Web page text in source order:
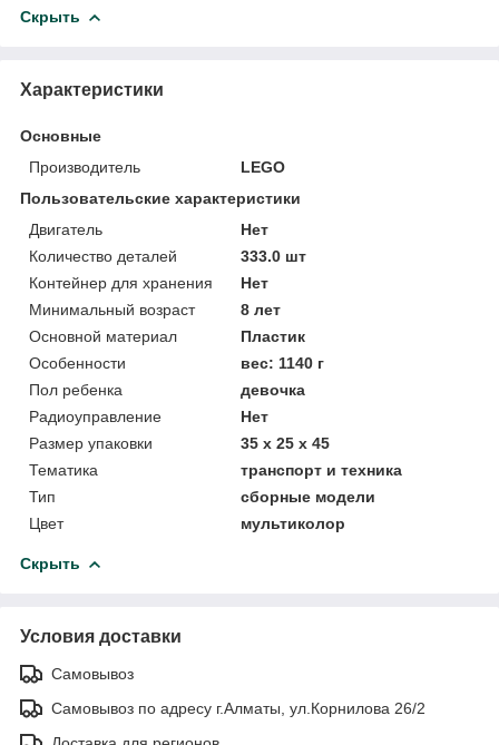
Скрыть
Характеристики
Основные
Производитель
LEGO
Пользовательские характеристики
Двигатель
Нет
Количество деталей
333.0 шт
Контейнер для хранения
Нет
Минимальный возраст
8 лет
Основной материал
Пластик
Особенности
вес: 1140 г
Пол ребенка
девочка
Радиоуправление
Нет
Размер упаковки
35 x 25 x 45
Тематика
транспорт и техника
Тип
сборные модели
Цвет
мультиколор
Скрыть
Условия доставки
Самовывоз
Самовывоз по адресу г.Алматы, ул.Корнилова 26/2